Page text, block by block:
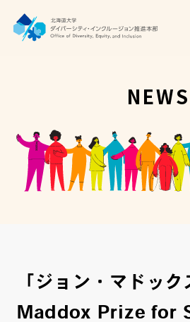
推進本部について
アクセス・お問い合わせ
NEWS
「ジョン・マドッ
Maddox Prize for